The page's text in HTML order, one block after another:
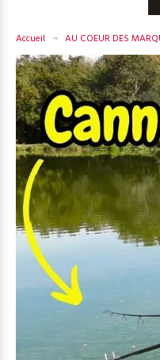
Accueil AU COEUR DES